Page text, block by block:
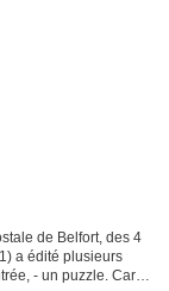
de Belfort, des 4
a édité plusieurs
- un puzzle. Carte